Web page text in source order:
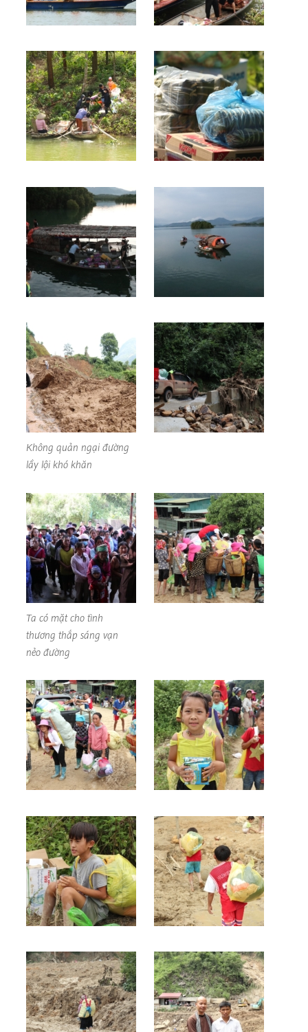
Không quản ngại đường
lầy lội khó khăn
Ta có mặt cho tình
thương thắp sáng vạn
nẻo đường